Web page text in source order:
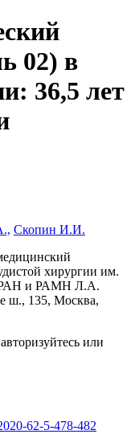
02) в
36,5 лет
Скопин И.И.
хирургии им.
РАН и РАМН Л.А.
ш., 135, Москва,
или
62-5-478-482